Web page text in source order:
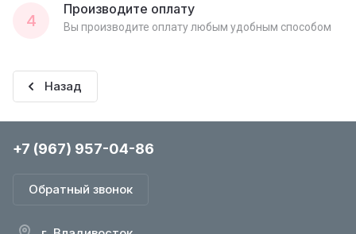
4
Производите оплату
Вы производите оплату любым удобным способом
Назад
+7 (967) 957-04-86
Обратный звонок